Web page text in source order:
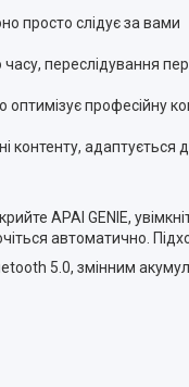
просто слідує за вами
переслідування
оптимізує професійну
адаптується
APAI GENIE,
автоматично.
5.0, змінним